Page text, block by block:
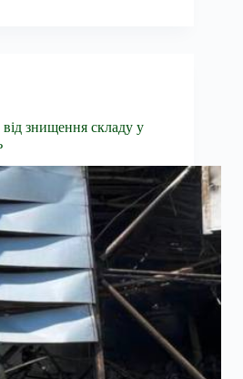
знищення складу у